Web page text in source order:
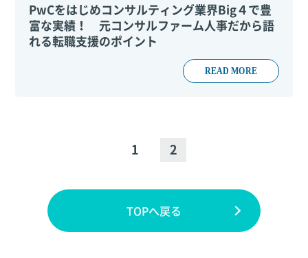
PwCをはじめコンサルティング業界Big４で豊
富な実績！ 元コンサルファーム人事だから語
れる転職支援のポイント
READ MORE
1 2
TOPへ戻る